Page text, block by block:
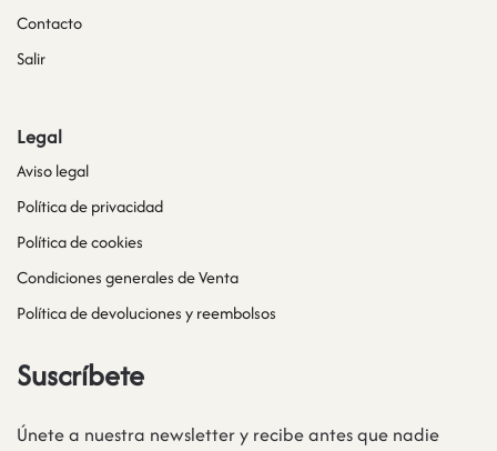
Contacto
Salir
Legal
Aviso legal
Política de privacidad
Política de cookies
Condiciones generales de Venta
Política de devoluciones y reembolsos
Suscríbete
Únete a nuestra newsletter y recibe antes que nadie